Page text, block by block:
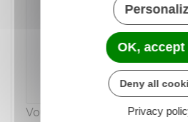
Accéder au
Ministère chargé de
recherche
Vous devez aussi remplir,
OK, accept
Deny all
Privacy